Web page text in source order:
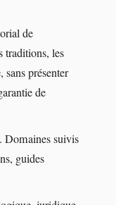
de
traditions, les
sans présenter
de
Domaines suivis
guides